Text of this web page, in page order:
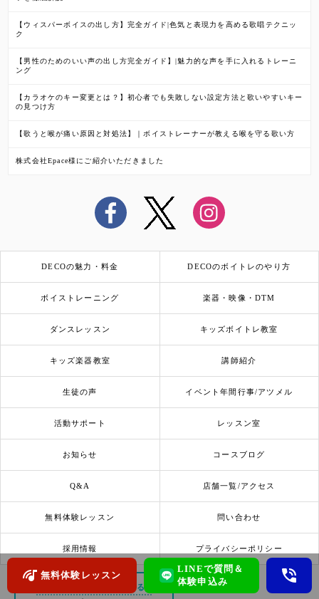
【ウィスパーボイスの出し方】完全ガイド|色気と表現力を高める歌唱テクニッ
ク
【男性のためのいい声の出し方完全ガイド】|魅力的な声を手に入れるトレーニ
ング
【カラオケのキー変更とは？】初心者でも失敗しない設定方法と歌いやすいキー
の見つけ方
【歌うと喉が痛い原因と対処法】｜ボイストレーナーが教える喉を守る歌い方
株式会社Epace様にご紹介いただきました
DECOの魅力・料金 DECOのボイトレのやり方
ボイストレーニング 楽器・映像・DTM
ダンスレッスン キッズボイトレ教室
キッズ楽器教室 講師紹介
生徒の声 イベント年間行事/アツメル
活動サポート レッスン室
お知らせ コースブログ
Q&A 店舗一覧/アクセス
無料体験レッスン 問い合わせ
採用情報 プライバシーポリシー
無料体験レッスン
LINEで質問＆
体験申込み